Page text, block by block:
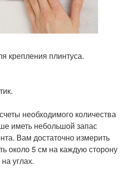
крепления плинтуса.
необходимого количества
иметь небольшой запас
Вам достаточно измерить
около 5 см на каждую сторону
углах.